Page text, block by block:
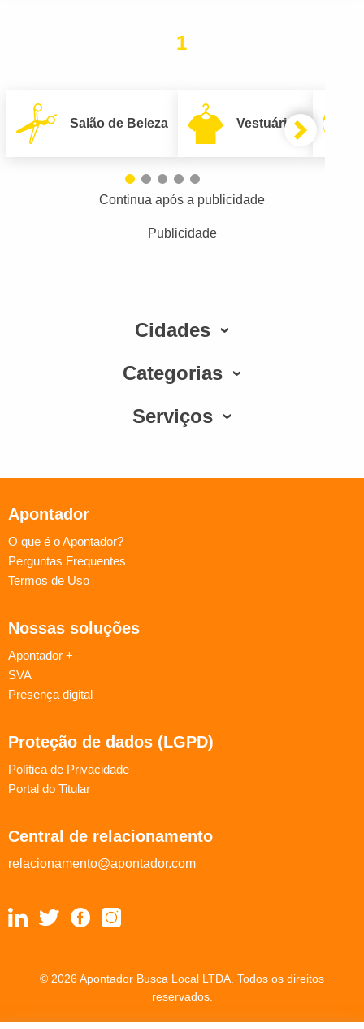
1
Salão de Beleza Vestuário
Continua após a publicidade
Publicidade
Cidades
Categorias
Serviços
Apontador
O que é o Apontador?
Perguntas Frequentes
Termos de Uso
Nossas soluções
Apontador +
SVA
Presença digital
Proteção de dados (LGPD)
Política de Privacidade
Portal do Titular
Central de relacionamento
relacionamento@apontador.com
© 2026 Apontador Busca Local LTDA. Todos os direitos
reservados.